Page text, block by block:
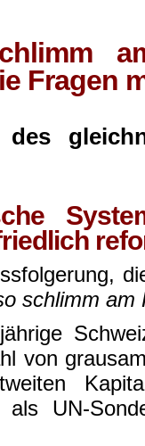
Fragen
des
schlimm am
von
als UN-